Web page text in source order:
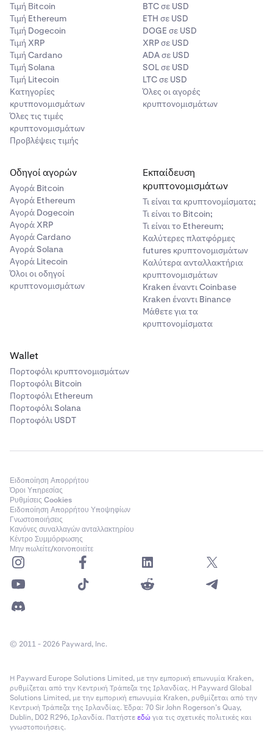
Τιμή Βitcoin
Τιμή Ethereum
Τιμή Dogecoin
Τιμή XRP
Τιμή Cardano
Τιμή Solana
Τιμή Litecoin
Κατηγορίες
κρυτπονομισμάτων
Όλες τις τιμές
κρυπτονομισμάτων
Προβλέψεις τιμής
BTC σε USD
ETH σε USD
DOGE σε USD
XRP σε USD
ADA σε USD
SOL σε USD
LTC σε USD
Όλες οι αγορές
κρυπτονομισμάτων
Οδηγοί αγορών
Αγορά Bitcoin
Αγορά Ethereum
Αγορά Dogecoin
Αγορά XRP
Αγορά Cardano
Αγορά Solana
Αγορά Litecoin
Όλοι οι οδηγοί
κρυπτονομισμάτων
Εκπαίδευση
κρυπτονομισμάτων
Τι είναι τα κρυπτονομίσματα;
Τι είναι το Bitcoin;
Τι είναι το Ethereum;
Καλύτερες πλατφόρμες
futures κρυπτονομισμάτων
Καλύτερα ανταλλακτήρια
κρυπτονομισμάτων
Kraken έναντι Coinbase
Kraken έναντι Binance
Μάθετε για τα
κρυπτονομίσματα
Wallet
Πορτοφόλι κρυπτονομισμάτων
Πορτοφόλι Bitcoin
Πορτοφόλι Ethereum
Πορτοφόλι Solana
Πορτοφόλι USDT
Ειδοποίηση Απορρήτου
Όροι Υπηρεσίας
Ρυθμίσεις Cookies
Ειδοποίηση Απορρήτου Υποψηφίων
Γνωστοποιήσεις
Κανόνες συναλλαγών ανταλλακτηρίου
Κέντρο Συμμόρφωσης
Μην πωλείτε/κοινοποιείτε
© 2011 - 2026 Payward, Inc.
Η Payward Europe Solutions Limited, με την εμπορική επωνυμία Kraken,
ρυθμίζεται από την Κεντρική Τράπεζα της Ιρλανδίας. Η Payward Global
Solutions Limited, με την εμπορική επωνυμία Kraken, ρυθμίζεται από την
Κεντρική Τράπεζα της Ιρλανδίας. Έδρα: 70 Sir John Rogerson’s Quay,
Dublin, D02 R296, Ιρλανδία. Πατήστεεδώγια τις σχετικές πολιτικές και
γνωστοποιήσεις.